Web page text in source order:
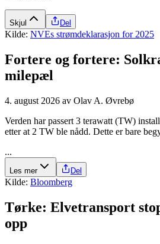
Skjul Del
Kilde: NVEs strømdeklarasjon for 2025
Fortere og fortere:
milepæl
4. august 2026 av Olav A. Øvrebø
Verden har passert 3 terawatt (TW)
etter at 2 TW ble nådd. Dette er bare
...
Les mer Del
Kilde: Bloomberg
Tørke: Elve­transport
opp